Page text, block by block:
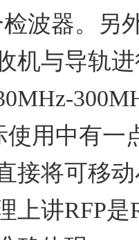
波器。另
机与导轨
使用中有一
接将可移
上讲RFP是